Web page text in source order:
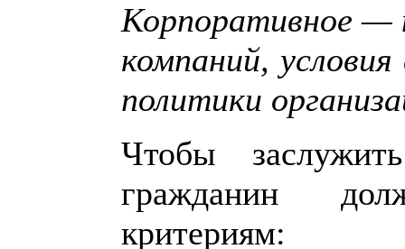
Корпоративное —
компаний,
политики
Чтобы
гражданин
критериям: